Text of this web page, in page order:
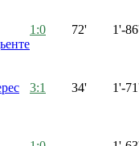
1:0 72' 1'-
3:1 34' 1'-